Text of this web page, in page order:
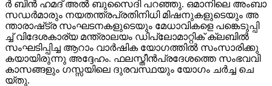
ർ ബി​ൻ ഹ​മ​ദ് അ​ൽ ബു​സൈ​ദി പ​റ​ഞ്ഞു. ഒ​മാ​നി​ലെ അം​ബാ​
സ​ഡ​ർ​മാ​രും ന​യ​ത​ന്ത്ര​പ്ര​തി​നി​ധി മി​ഷ​നു​ക​ളു​ടെ​യും അ​
ന്താ​രാ​ഷ്‌​ട്ര സം​ഘ​ട​ന​ക​ളു​ടെ​യും മേ​ധാ​വി​ക​ളെ പ​ങ്കെ​ടു​പ്പി​
ച്ച് വി​ദേ​ശ​കാ​ര്യ മ​ന്ത്രാ​ല​യം ഡി​പ്ലോ​മാ​റ്റി​ക് ക്ല​ബി​ൽ
സം​ഘ​ടി​പ്പി​ച്ച ആ​റാം വാ​ർ​ഷി​ക യോ​ഗ​ത്തി​ൽ സം​സാ​രി​ക്കു​
ക​യാ​യി​രു​ന്നു അ​ദ്ദേ​ഹം. ഫ​ല​സ്തീ​ൻ​പ്ര​ദേ​ശ​ത്തെ സം​ഭ​വ​വി​
കാ​സ​ങ്ങ​ളും ഗ​സ്സ​യി​ലെ ദു​ര​വ​സ്ഥ​യും യോ​ഗം ച​ർ​ച്ച ചെ​
യ്തു.